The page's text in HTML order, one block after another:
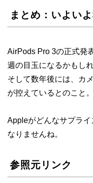
まとめ：いよいよ
AirPods Pro 3の正式発
週の目玉になるかもしれ
そして数年後には、カ
が控えているとのこと。
Appleがどんなサプラ
なりませんね。
参照元リンク